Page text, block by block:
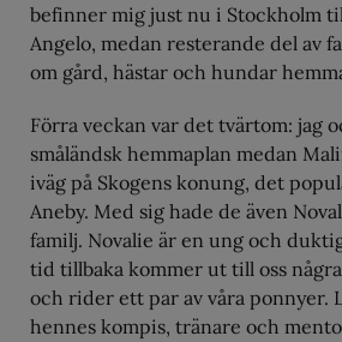
befinner mig just nu i Stockholm
Angelo, medan resterande del av
om gård, hästar och hundar
Förra veckan var det tvärtom: jag
småländsk hemmaplan medan
iväg på Skogens konung, det
Aneby. Med sig hade de även
familj. Novalie är en ung och
tid tillbaka kommer ut till oss
och rider ett par av våra ponnyer.
hennes kompis, tränare och